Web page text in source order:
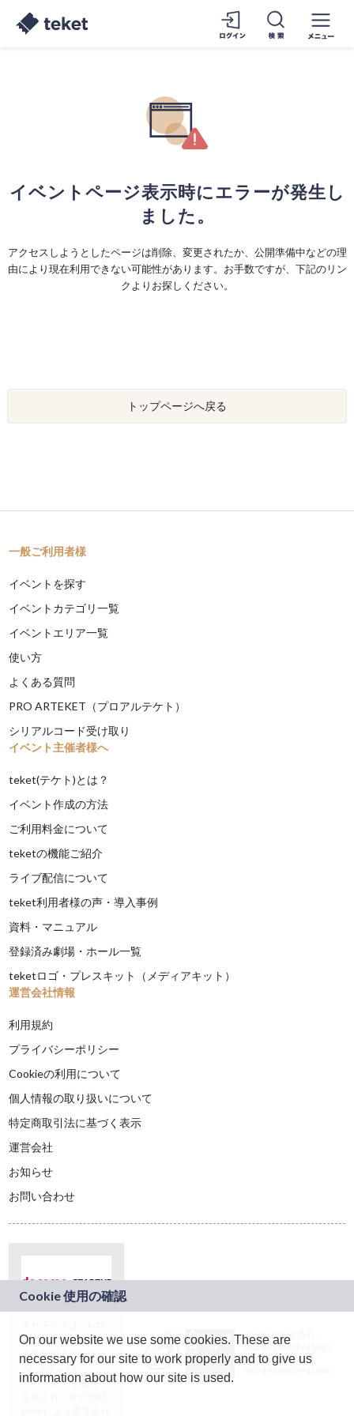
イベントページ表示時にエラーが発生し
ました。
アクセスしようとしたページは削除、変更されたか、公開準備中などの理
由により現在利用できない可能性があります。お手数ですが、下記のリン
クよりお探しください。
トップページへ戻る
一般ご利用者様
イベントを探す
イベントカテゴリ一覧
イベントエリア一覧
使い方
よくある質問
PRO ARTEKET（プロアルテケト）
シリアルコード受け取り
イベント主催者様へ
teket(テケト)とは？
イベント作成の方法
ご利用料金について
teketの機能ご紹介
ライブ配信について
teket利用者様の声・導入事例
資料・マニュアル
登録済み劇場・ホール一覧
teketロゴ・プレスキット（メディアキット）
運営会社情報
利用規約
プライバシーポリシー
Cookieの利用について
個人情報の取り扱いについて
特定商取引法に基づく表示
運営会社
お知らせ
お問い合わせ
ドコモグループの新
規事業創出プログラ
ム「docomo
STARTUP」を通じて
JASRAC許諾番号：
9024936001Y45037
JASRAC許諾番号：
On our website we use some cookies. These are
necessary for our site to work properly and to give us
information about how our site is used.